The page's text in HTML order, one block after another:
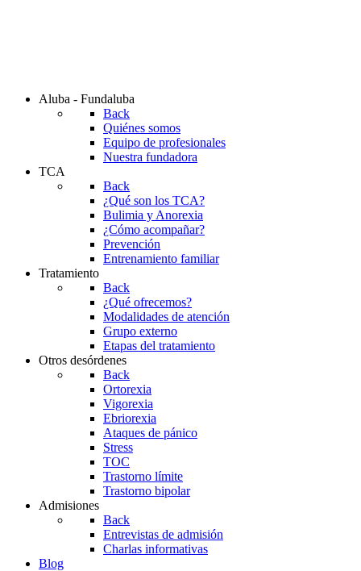
Aluba - Fundaluba
Back
Quiénes somos
Equipo de profesionales
Nuestra fundadora
TCA
Back
¿Qué son los TCA?
Bulimia y Anorexia
¿Cómo acompañar?
Prevención
Entrenamiento familiar
Tratamiento
Back
¿Qué ofrecemos?
Modalidades de atención
Grupo externo
Etapas del tratamiento
Otros desórdenes
Back
Ortorexia
Vigorexia
Ebriorexia
Ataques de pánico
Stress
TOC
Trastorno límite
Trastorno bipolar
Admisiones
Back
Entrevistas de admisión
Charlas informativas
Blog